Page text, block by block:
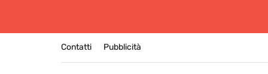
Contatti Pubblicità